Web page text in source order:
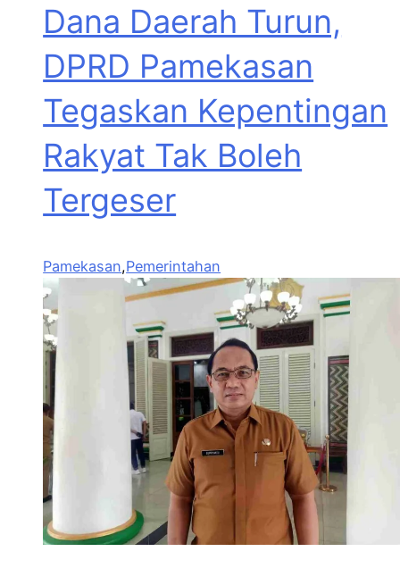
Dana Daerah Turun,
DPRD Pamekasan
Tegaskan Kepentingan
Rakyat Tak Boleh
Tergeser
Pamekasan,Pemerintahan